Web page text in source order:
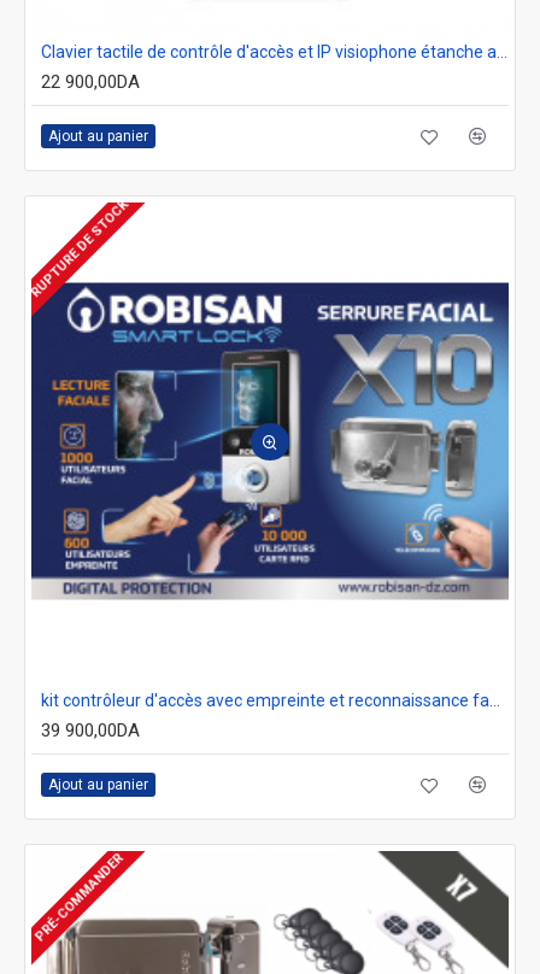
22 900,00DA
Ajout au panier
RUPTURE DE STOCK
39 900,00DA
Ajout au panier
PRÉ-COMMANDER